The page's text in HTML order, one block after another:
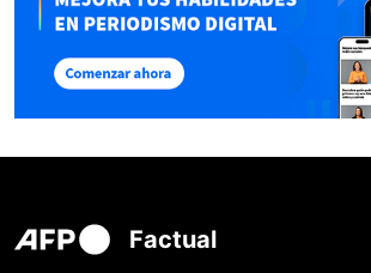
Factual